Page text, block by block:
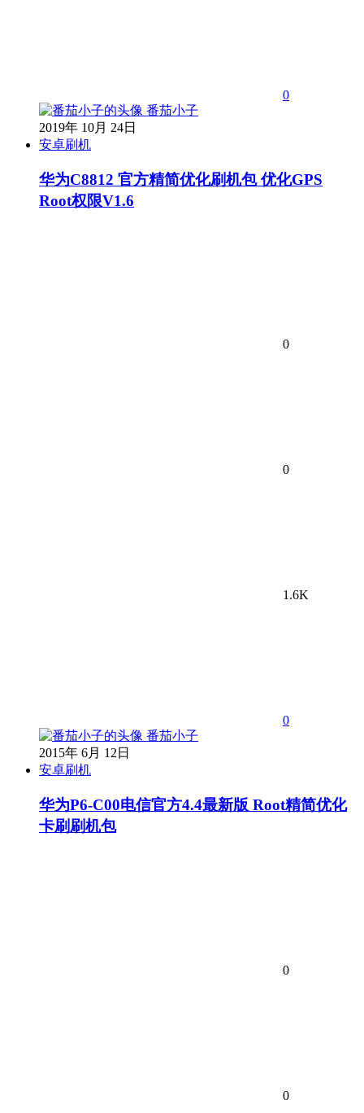
0
番茄小子
2019年 10月 24日
安卓刷机
华为C8812 官方精简优化刷机包 优化GPS
Root权限V1.6
0
0
1.6K
0
番茄小子
2015年 6月 12日
安卓刷机
华为P6-C00电信官方4.4最新版 Root精简优化
卡刷刷机包
0
0